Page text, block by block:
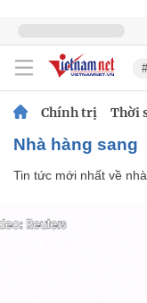
Chính trị Thời
nhà hàng sang
Tin tức mới nhất về